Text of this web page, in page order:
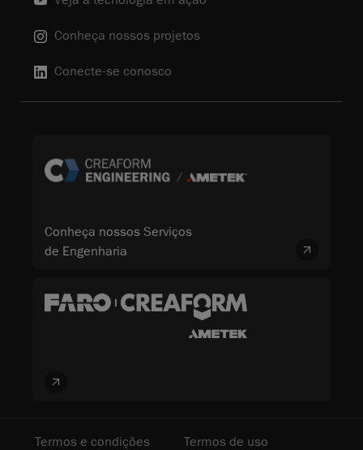
Conheça nossos projetos
Conecte-se conosco
Conheça nossos Serviços
de Engenharia
Termos e condições Termos de uso